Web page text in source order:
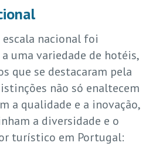
nacional foi
uma variedade de hotéis,
que se destacaram pela
não só enaltecem
a qualidade e a inovação,
a diversidade e o
turístico em Portugal: